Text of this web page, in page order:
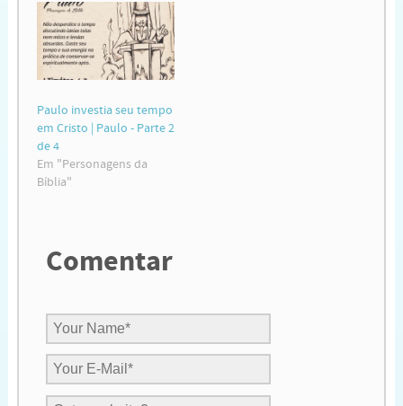
Paulo investia seu tempo
em Cristo | Paulo - Parte 2
de 4
Em "Personagens da
Bíblia"
Comentar